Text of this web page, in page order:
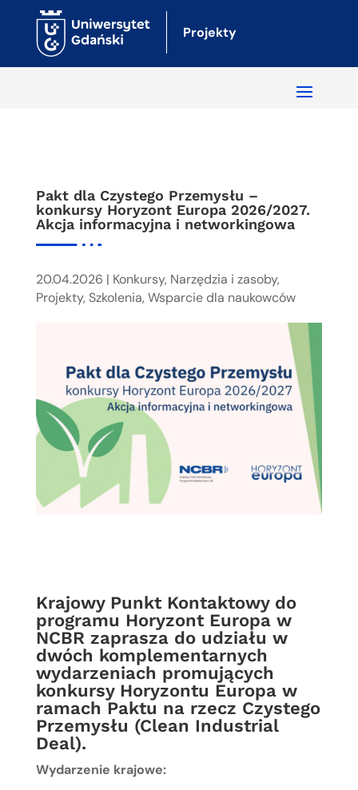
Projekty
Pakt dla Czystego Przemysłu –
konkursy Horyzont Europa 2026/2027.
Akcja informacyjna i networkingowa
20.04.2026 | Konkursy, Narzędzia i zasoby,
Projekty,Szkolenia,Wsparcie dla naukowców
Krajowy Punkt Kontaktowy do
programu Horyzont Europa w
NCBR zaprasza do udziału w
dwóch komplementarnych
wydarzeniach promujących
konkursy Horyzontu Europa w
ramach Paktu na rzecz Czystego
Przemysłu (Clean Industrial
Deal).
Wydarzenie krajowe: